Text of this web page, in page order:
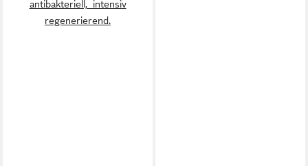
antibakteriell, intensiv
regenerierend.